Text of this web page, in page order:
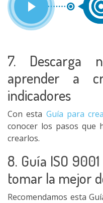
7. Descarga
aprender a
indicadores
Con esta Guía para
conocer los pasos que
crearlos.
8. Guía ISO
tomar la mejor
Recomendamos esta